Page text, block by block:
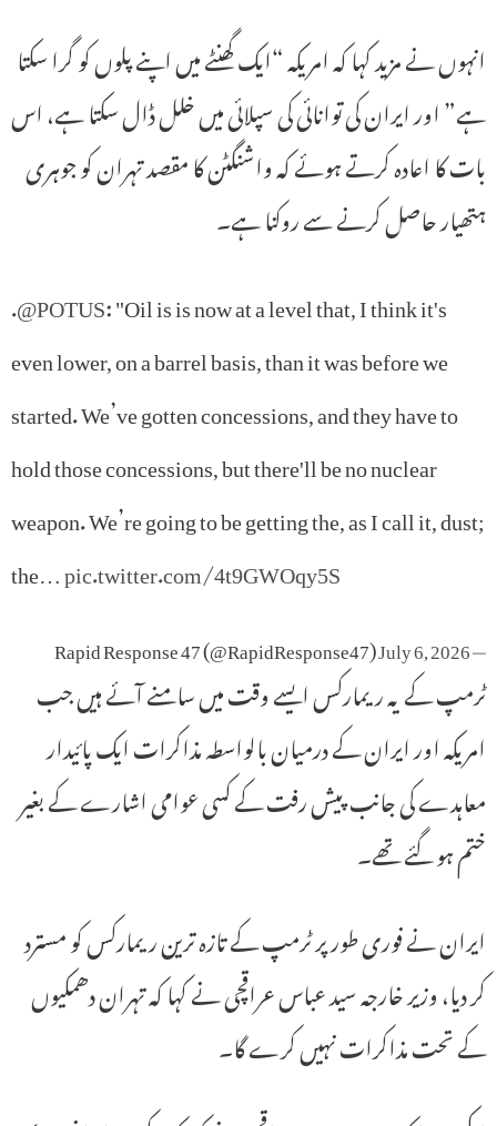
انہوں نے مزید کہا کہ امریکہ “ایک گھنٹے میں اپنے پلوں کو گرا سکتا
ہے” اور ایران کی توانائی کی سپلائی میں خلل ڈال سکتا ہے، اس
بات کا اعادہ کرتے ہوئے کہ واشنگٹن کا مقصد تہران کو جوہری
ہتھیار حاصل کرنے سے روکنا ہے۔
.@POTUS: "Oil is is now at a level that, I think it's
even lower, on a barrel basis, than it was before we
started. We’ve gotten concessions, and they have to
hold those concessions, but there'll be no nuclear
weapon. We’re going to be getting the, as I call it, dust;
the…pic.twitter.com/4t9GWOqy5S
— Rapid Response 47 (@RapidResponse47)
July 6, 2026
ٹرمپ کے یہ ریمارکس ایسے وقت میں سامنے آئے ہیں جب
امریکہ اور ایران کے درمیان بالواسطہ مذاکرات ایک پائیدار
معاہدے کی جانب پیش رفت کے کسی عوامی اشارے کے بغیر
ختم ہو گئے تھے۔
ایران نے فوری طور پر ٹرمپ کے تازہ ترین ریمارکس کو مسترد
کر دیا، وزیر خارجہ سید عباس عراقچی نے کہا کہ تہران دھمکیوں
کے تحت مذاکرات نہیں کرے گا۔